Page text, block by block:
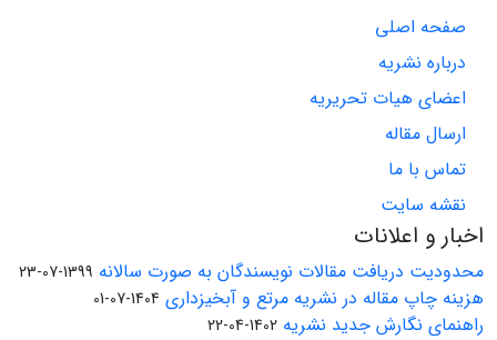
صفحه اصلی
درباره نشریه
اعضای هیات تحریریه
ارسال مقاله
تماس با ما
نقشه سایت
اخبار و اعلانات
محدودیت دریافت مقالات نویسندگان به صورت سالانه 1399-07-23
هزینه چاپ مقاله در نشریه مرتع و آبخیزداری 1404-07-01
راهنمای نگارش جدید نشریه 1402-04-22